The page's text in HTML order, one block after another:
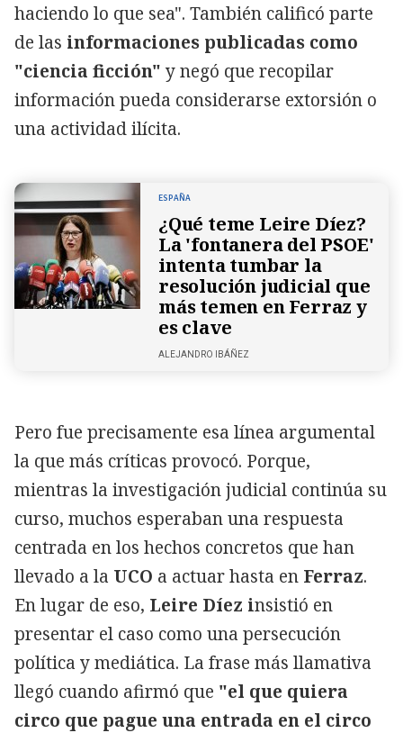
haciendo lo que sea". También calificó parte
de las informaciones publicadas como
"ciencia ficción" y negó que recopilar
información pueda considerarse extorsión o
una actividad ilícita.
ESPAÑA
¿Qué teme Leire Díez?
La 'fontanera del PSOE'
intenta tumbar la
resolución judicial que
más temen en Ferraz y
es clave
ALEJANDRO IBÁÑEZ
Pero fue precisamente esa línea argumental
la que más críticas provocó. Porque,
mientras la investigación judicial continúa su
curso, muchos esperaban una respuesta
centrada en los hechos concretos que han
llevado a la UCO a actuar hasta en Ferraz.
En lugar de eso, Leire Díez insistió en
presentar el caso como una persecución
política y mediática. La frase más llamativa
llegó cuando afirmó que "el que quiera
circo que pague una entrada en el circo